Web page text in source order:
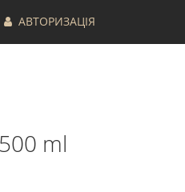
АВТОРИЗАЦІЯ
ml